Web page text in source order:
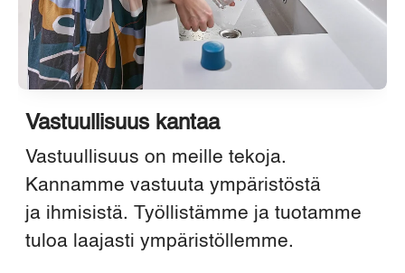
Vastuullisuus kantaa
Vastuullisuus on meille tekoja.
Kannamme vastuuta ympäristöstä
ja ihmisistä. Työllistämme ja tuotamme
tuloa laajasti ympäristöllemme.